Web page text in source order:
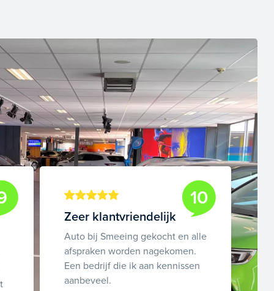
10
Zeer klantvriendelijk
Auto bij Smeeing gekocht en alle
afspraken worden nagekomen.
Een bedrijf die ik aan kennissen
aanbeveel.